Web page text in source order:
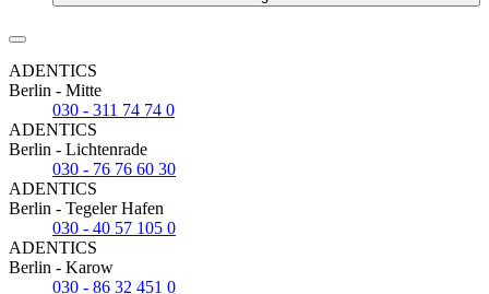
ADENTICS
Berlin - Mitte
030 - 311 74 74 0
ADENTICS
Berlin - Lichtenrade
030 - 76 76 60 30
ADENTICS
Berlin - Tegeler Hafen
030 - 40 57 105 0
ADENTICS
Berlin - Karow
030 - 86 32 451 0